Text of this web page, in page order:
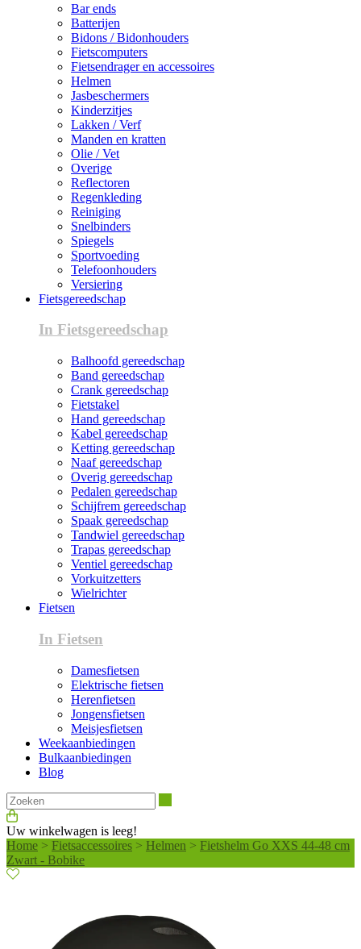
Bar ends
Batterijen
Bidons / Bidonhouders
Fietscomputers
Fietsendrager en accessoires
Helmen
Jasbeschermers
Kinderzitjes
Lakken / Verf
Manden en kratten
Olie / Vet
Overige
Reflectoren
Regenkleding
Reiniging
Snelbinders
Spiegels
Sportvoeding
Telefoonhouders
Versiering
Fietsgereedschap
In Fietsgereedschap
Balhoofd gereedschap
Band gereedschap
Crank gereedschap
Fietstakel
Hand gereedschap
Kabel gereedschap
Ketting gereedschap
Naaf gereedschap
Overig gereedschap
Pedalen gereedschap
Schijfrem gereedschap
Spaak gereedschap
Tandwiel gereedschap
Trapas gereedschap
Ventiel gereedschap
Vorkuitzetters
Wielrichter
Fietsen
In Fietsen
Damesfietsen
Elektrische fietsen
Herenfietsen
Jongensfietsen
Meisjesfietsen
Weekaanbiedingen
Bulkaanbiedingen
Blog
Uw winkelwagen is leeg!
Home > Fietsaccessoires > Helmen > Fietshelm Go XXS 44-48 cm
Zwart - Bobike